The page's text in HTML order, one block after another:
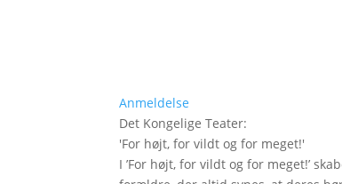
Anmeldelse
Det Kongelige Teater:
'For højt, for vildt og for meget!'
I ’For højt, for vildt og for meget!’